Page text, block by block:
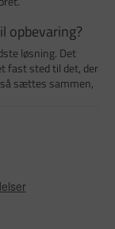
opbevaring?
løsning. Det
fast sted til det, der
sættes sammen,